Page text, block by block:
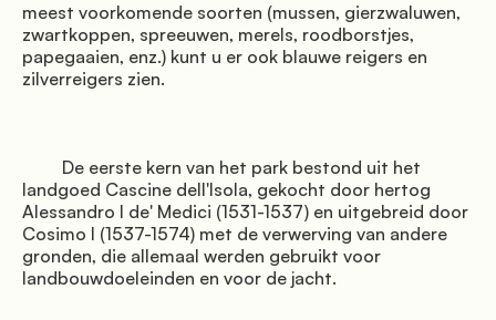
               Aanbiedingen
meest voorkomende soorten (mussen, gierzwaluwen,
zwartkoppen, spreeuwen, merels, roodborstjes,
papegaaien, enz.) kunt u er ook blauwe reigers en
zilverreigers zien.
landgoed Cascine dell'Isola, gekocht door hertog
Alessandro I de' Medici (1531-1537) en uitgebreid door
Cosimo I (1537-1574) met de verwerving van andere
gronden, die allemaal werden gebruikt voor
landbouwdoeleinden en voor de jacht.